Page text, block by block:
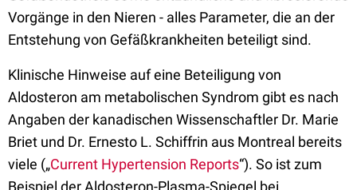
Vorgänge in den Nieren - alles Parameter, die an der
Entstehung von Gefäßkrankheiten beteiligt sind.
Klinische Hinweise auf eine Beteiligung von
Aldosteron am metabolischen Syndrom gibt es nach
Angaben der kanadischen Wissenschaftler Dr. Marie
Briet und Dr. Ernesto L. Schiffrin aus Montreal bereits
viele („Current Hypertension Reports“). So ist zum
Beispiel der Aldosteron-Plasma-Spiegel bei